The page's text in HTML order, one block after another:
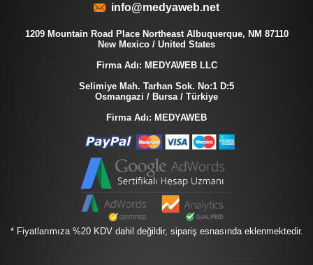
info@medyaweb.net
1209 Mountain Road Place Northeast Albuquerque, NM 87110
New Mexico / United States
Firma Adı: MEDYAWEB LLC
Selimiye Mah. Tarhan Sok. No:1 D:5
Osmangazi / Bursa / Türkiye
Firma Adı: MEDYAWEB
* Fiyatlarımıza %20 KDV dahil değildir, sipariş esnasında eklenmektedir.